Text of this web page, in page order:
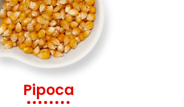
Pipoca